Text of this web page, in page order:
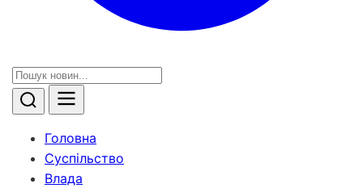
Головна
Суспільство
Влада